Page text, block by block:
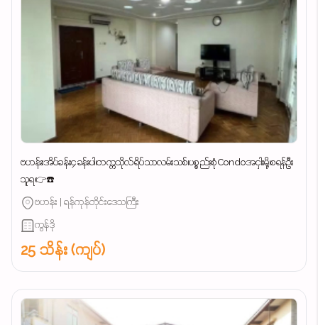
ဗဟန်း၊အိပ်ခန်း၄ခန်းပါ၊တက္ကသိုလ်ရိပ်သာလမ်းသစ်၊ပစ္စည်းစုံCondoအငှါးမို့၊စရန်ဦး
သူရ👉☎️
ဗဟန်း | ရန်ကုန်တိုင်းဒေသကြီး
ကွန်ဒို
25 သိန်း (ကျပ်)